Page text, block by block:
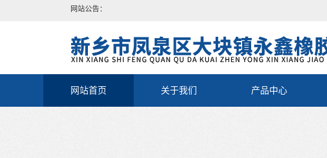
网站公告：
网站首页 关于我们 产品中心